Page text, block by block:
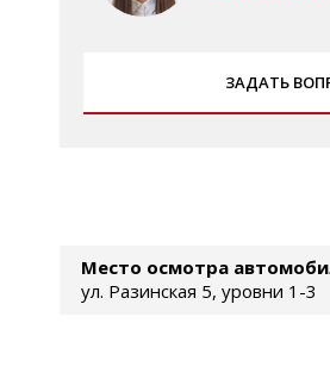
ЗАДАТЬ
Место осмотра
ул. Разинская 5, уровни 1-3